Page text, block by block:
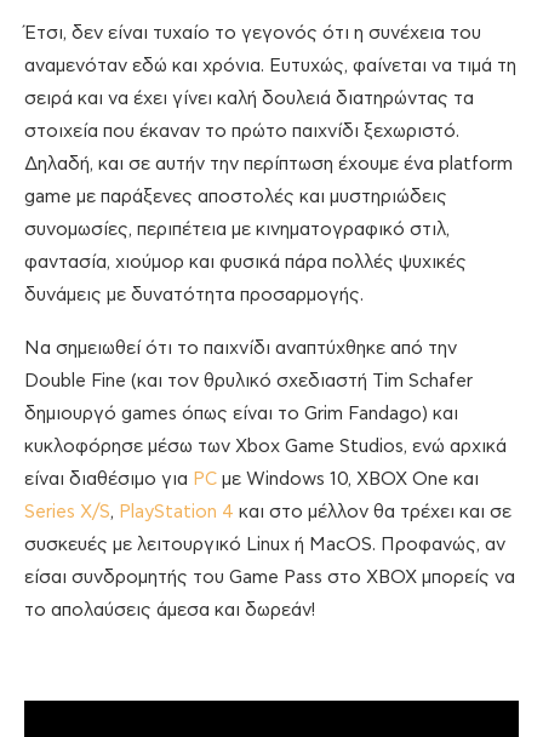
Έτσι, δεν είναι τυχαίο το γεγονός ότι η συνέχεια του
αναμενόταν εδώ και χρόνια. Ευτυχώς, φαίνεται να τιμά τη
σειρά και να έχει γίνει καλή δουλειά διατηρώντας τα
στοιχεία που έκαναν το πρώτο παιχνίδι ξεχωριστό.
Δηλαδή, και σε αυτήν την περίπτωση έχουμε ένα platform
game με παράξενες αποστολές και μυστηριώδεις
συνομωσίες, περιπέτεια με κινηματογραφικό στιλ,
φαντασία, χιούμορ και φυσικά πάρα πολλές ψυχικές
δυνάμεις με δυνατότητα προσαρμογής.
Να σημειωθεί ότι το παιχνίδι αναπτύχθηκε από την
Double Fine (και τον θρυλικό σχεδιαστή Tim Schafer
δημιουργό games όπως είναι το Grim Fandago) και
κυκλοφόρησε μέσω των Xbox Game Studios, ενώ αρχικά
είναι διαθέσιμο για PC με Windows 10, XBOX One και
Series X/S, PlayStation 4 και στο μέλλον θα τρέχει και σε
συσκευές με λειτουργικό Linux ή MacOS. Προφανώς, αν
είσαι συνδρομητής του Game Pass στο XBOX μπορείς να
το απολαύσεις άμεσα και δωρεάν!